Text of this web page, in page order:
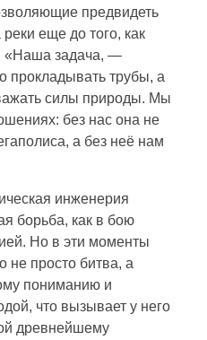
предвидеть
еще до того, как
«Наша задача, —
прокладывать трубы, а
силы природы. Мы
без нас она не
а без неё нам
инженерия
борьба, как в бою
Но в эти моменты
не просто битва, а
пониманию и
что вызывает у него
древнейшему